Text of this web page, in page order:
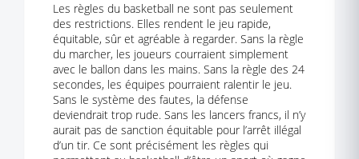
Les règles du basketball ne sont pas seulement
des restrictions. Elles rendent le jeu rapide,
équitable, sûr et agréable à regarder. Sans la règle
du marcher, les joueurs courraient simplement
avec le ballon dans les mains. Sans la règle des 24
secondes, les équipes pourraient ralentir le jeu.
Sans le système des fautes, la défense
deviendrait trop rude. Sans les lancers francs, il n’y
aurait pas de sanction équitable pour l’arrêt illégal
d’un tir. Ce sont précisément les règles qui